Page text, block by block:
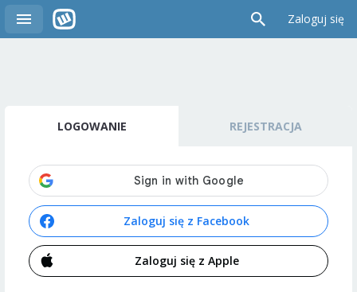
Zaloguj się
LOGOWANIE REJESTRACJA
Zaloguj się z Facebook
Zaloguj się z Apple